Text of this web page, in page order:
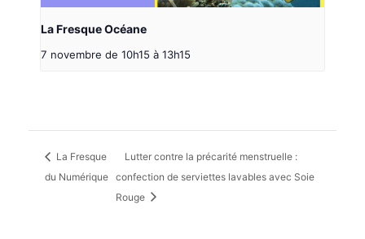
La Fresque Océane
7 novembre de 10h15 à 13h15
La Fresque
du Numérique
Lutter contre la précarité menstruelle :
confection de serviettes lavables avec Soie
Rouge